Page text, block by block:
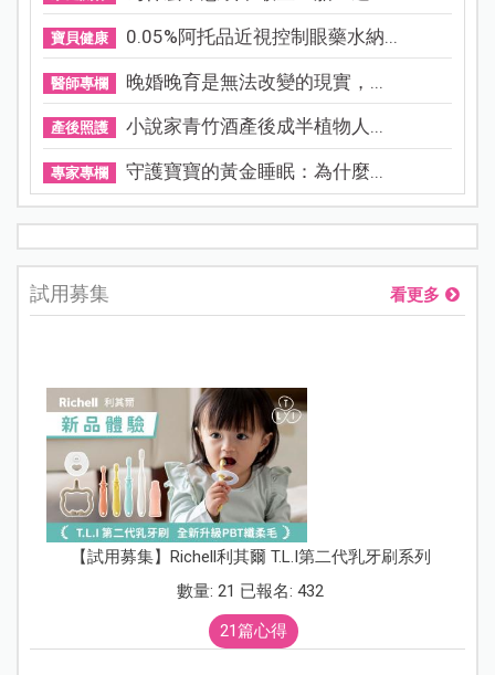
寶貝健康 0.05%阿托品近視控制眼藥水納...
醫師專欄 晚婚晚育是無法改變的現實，...
產後照護 小說家青竹酒產後成半植物人...
專家專欄 守護寶寶的黃金睡眠：為什麼...
試用募集 看更多
【試用募集】Richell利其爾 T.L.I第二代乳牙刷系列
數量: 21 已報名: 432
21篇心得